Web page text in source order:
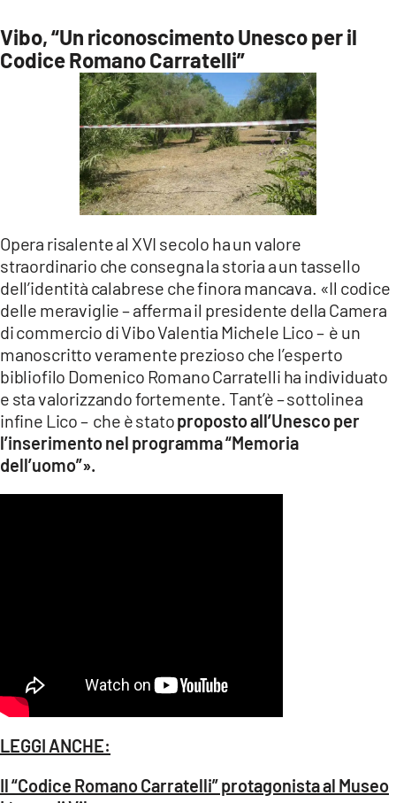
Vibo, “Un riconoscimento Unesco per il
Codice Romano Carratelli”
Opera risalente al XVI secolo ha un valore
straordinario che consegna la storia a un tassello
dell’identità calabrese che finora mancava. «Il codice
delle meraviglie – afferma il presidente della Camera
di commercio di Vibo Valentia Michele Lico – è un
manoscritto veramente prezioso che l’esperto
bibliofilo Domenico Romano Carratelli ha individuato
e sta valorizzando fortemente. Tant’è – sottolinea
infine Lico – che è statoproposto all’Unesco per
l’inserimento nel programma “Memoria
dell’uomo”».
LEGGI ANCHE:
Il “Codice Romano Carratelli” protagonista al Museo